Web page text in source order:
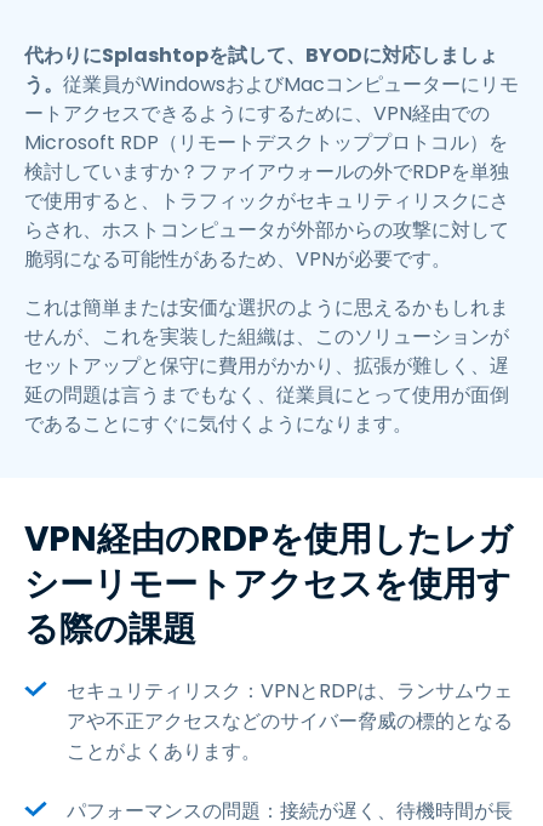
代わりにSplashtopを試して、BYODに対応しましょ
う。 従業員がWindowsおよびMacコンピューターにリモ
ートアクセスできるようにするために、VPN経由での
Microsoft RDP（リモートデスクトッププロトコル）を
検討していますか？ファイアウォールの外でRDPを単独
で使用すると、トラフィックがセキュリティリスクにさ
らされ、ホストコンピュータが外部からの攻撃に対して
脆弱になる可能性があるため、VPNが必要です。
これは簡単または安価な選択のように思えるかもしれま
せんが、これを実装した組織は、このソリューションが
セットアップと保守に費用がかかり、拡張が難しく、遅
延の問題は言うまでもなく、従業員にとって使用が面倒
であることにすぐに気付くようになります。
VPN経由のRDPを使用したレガ
シーリモートアクセスを使用す
る際の課題
セキュリティリスク：VPNとRDPは、ランサムウェ
アや不正アクセスなどのサイバー脅威の標的となる
ことがよくあります。
パフォーマンスの問題：接続が遅く、待機時間が長